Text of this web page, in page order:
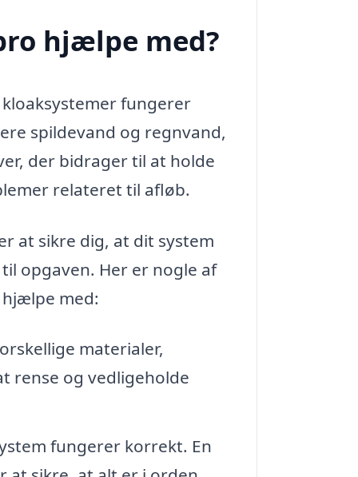
hjælpe med?
fungerer
spildevand og regnvand,
der bidrager til at holde
relateret til afløb.
at sikre dig, at dit system
opgaven. Her er nogle af
hjælpe med:
materialer,
rense og vedligeholde
fungerer korrekt. En